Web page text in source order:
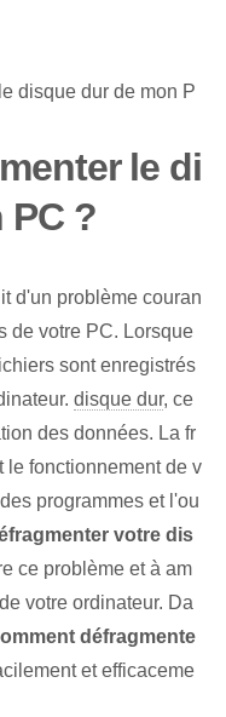
le di
PC ?
d'un problème couran
de votre PC. Lorsque
sont enregistrés
disque dur, ce
des données. La fr
le fonctionnement de v
programmes et l'ou
votre dis
ce problème et à am
votre ordinateur. Da
défragmente
et efficaceme